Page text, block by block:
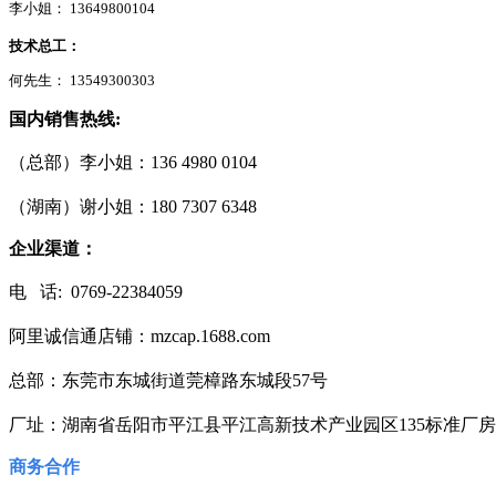
李小姐： 13649800104
技术总工 ：
何先生： 13549300303
国内销售热线:
（总部）李小姐：136 4980 0104
（湖南）谢小姐：180 7307 6348
企业渠道：
电 话: 0769-22384059
阿里诚信通店铺：mzcap.1688.com
总部：东莞市东城街道莞樟路东城段57号
厂址：湖南省岳阳市平江县平江高新技术产业园区135标准厂
商务合作